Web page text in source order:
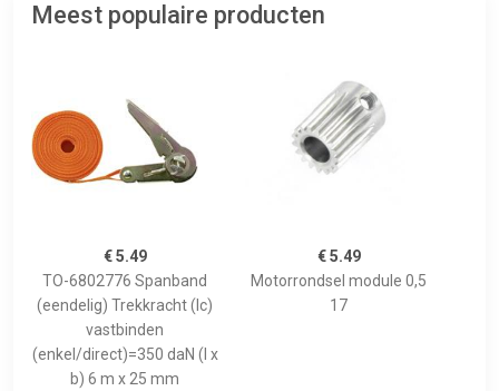
Meest populaire producten
€ 5.49
TO-6802776 Spanband
(eendelig) Trekkracht (lc)
vastbinden
(enkel/direct)=350 daN (l x
b) 6 m x 25 mm
€ 5.49
Motorrondsel module 0,5
17